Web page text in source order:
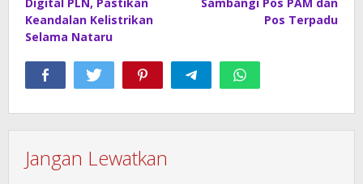
Keandalan Kelistrikan
Selama Nataru
Pos Terpadu
Jangan Lewatkan